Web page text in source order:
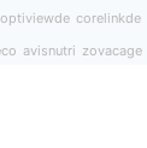
optiviewde corelinkde
avisnutri zovacage